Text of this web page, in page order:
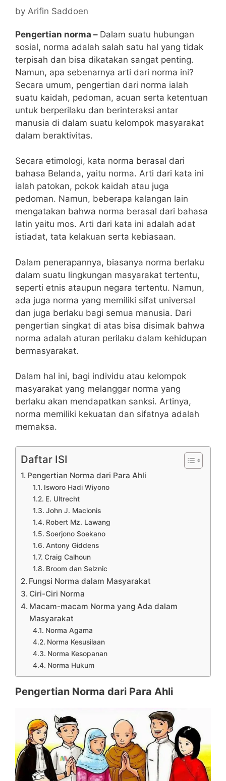
by Arifin Saddoen
Pengertian norma – Dalam suatu hubungan
sosial, norma adalah salah satu hal yang tidak
terpisah dan bisa dikatakan sangat penting.
Namun, apa sebenarnya arti dari norma ini?
Secara umum, pengertian dari norma ialah
suatu kaidah, pedoman, acuan serta ketentuan
untuk berperilaku dan berinteraksi antar
manusia di dalam suatu kelompok masyarakat
dalam beraktivitas.
Secara etimologi, kata norma berasal dari
bahasa Belanda, yaitu norma. Arti dari kata ini
ialah patokan, pokok kaidah atau juga
pedoman. Namun, beberapa kalangan lain
mengatakan bahwa norma berasal dari bahasa
latin yaitu mos. Arti dari kata ini adalah adat
istiadat, tata kelakuan serta kebiasaan.
Dalam penerapannya, biasanya norma berlaku
dalam suatu lingkungan masyarakat tertentu,
seperti etnis ataupun negara tertentu. Namun,
ada juga norma yang memiliki sifat universal
dan juga berlaku bagi semua manusia. Dari
pengertian singkat di atas bisa disimak bahwa
norma adalah aturan perilaku dalam kehidupan
bermasyarakat.
Dalam hal ini, bagi individu atau kelompok
masyarakat yang melanggar norma yang
berlaku akan mendapatkan sanksi. Artinya,
norma memiliki kekuatan dan sifatnya adalah
memaksa.
Daftar ISI
Pengertian Norma dari Para Ahli
Isworo Hadi Wiyono
E. Ultrecht
John J. Macionis
Robert Mz. Lawang
Soerjono Soekano
Antony Giddens
Craig Calhoun
Broom dan Selznic
Fungsi Norma dalam Masyarakat
Ciri-Ciri Norma
Macam-macam Norma yang Ada dalam
Masyarakat
Norma Agama
Norma Kesusilaan
Norma Kesopanan
Norma Hukum
Pengertian Norma dari Para Ahli